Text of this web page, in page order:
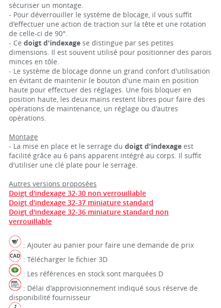
sécuriser un montage.
- Pour déverrouiller le système de blocage, il vous suffit
d'effectuer une action de traction sur la tête et une rotation
de celle-ci de 90°.
- Ce doigt d'indexage se distingue par ses petites
dimensions. Il est souvent utilisé pour positionner des parois
minces en tôle.
- Le système de blocage donne un grand confort d'utilisation
en évitant de maintenir le bouton d'une main en position
haute pour effectuer des réglages. Une fois bloquer en
position haute, les deux mains restent libres pour faire des
opérations de maintenance, un réglage ou d'autres
opérations.
Montage
- La mise en place et le serrage du doigt d'indexageest
facilité grâce au 6 pans apparent intégré au corps. Il suffit
d'utiliser une clé plate pour le serrage.
Autres versions proposées
Doigt d'indexage 32-30 non verrouillable
Doigt d'indexage 32-37 miniature standard
Doigt d'indexage 32-36 miniature standard non
verrouillable
: Ajouter au panier pour faire une demande de prix
: Télécharger le fichier 3D
: Les références en stock sont marquées D
: Délai d'approvisionnement indiqué sous réserve de
disponibilité fournisseur